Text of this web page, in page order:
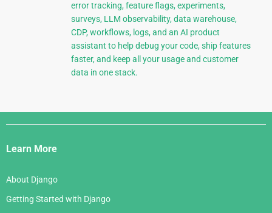
error tracking, feature flags, experiments,
surveys, LLM observability, data warehouse,
CDP, workflows, logs, and an AI product
assistant to help debug your code, ship features
faster, and keep all your usage and customer
data in one stack.
Django
Links
Learn More
About Django
Getting Started with Django